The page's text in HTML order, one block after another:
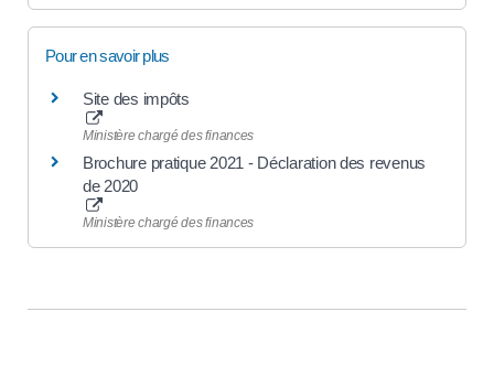
Pour en savoir plus
Site des impôts
Ministère chargé des finances
Brochure pratique 2021 - Déclaration des revenus
de 2020
Ministère chargé des finances